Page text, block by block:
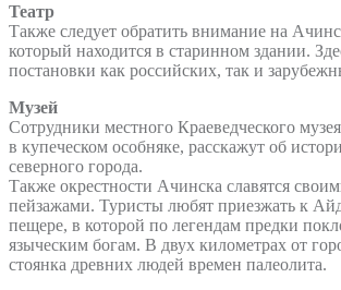
Театр
Также следует обратить внимание на
который находится в старинном здании.
постановки как российских, так и
Музей
Сотрудники местного Краеведческого
в купеческом особняке, расскажут об
северного города.
Также окрестности Ачинска славятся
пейзажами. Туристы любят приезжать к
пещере, в которой по легендам предки
языческим богам. В двух километрах от
стоянка древних людей времен палеолита.